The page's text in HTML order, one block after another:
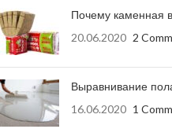
Количество на
поддоне
52 шт
Количество
(вместимость)
поддонов в
машине
(Колпино), 15
паллет
(Красногорск)
Почему каменная
20.06.2020 2
Выравнивание
16.06.2020 1